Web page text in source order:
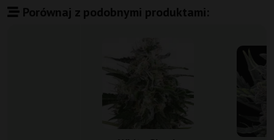
Porównaj z podobnymi produktami: